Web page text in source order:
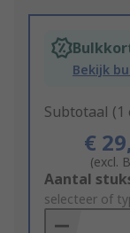
Bekijk
Subtotaal
€
(excl.
Add
to
Basket
Aantal
selecteer of